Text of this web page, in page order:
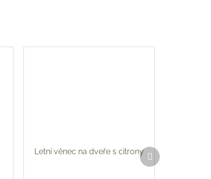
Letní věnec na dveře s citrony
Další
produkt